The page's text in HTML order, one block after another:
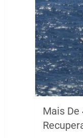
Mais De